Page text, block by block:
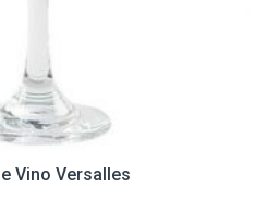
Vino Versalles